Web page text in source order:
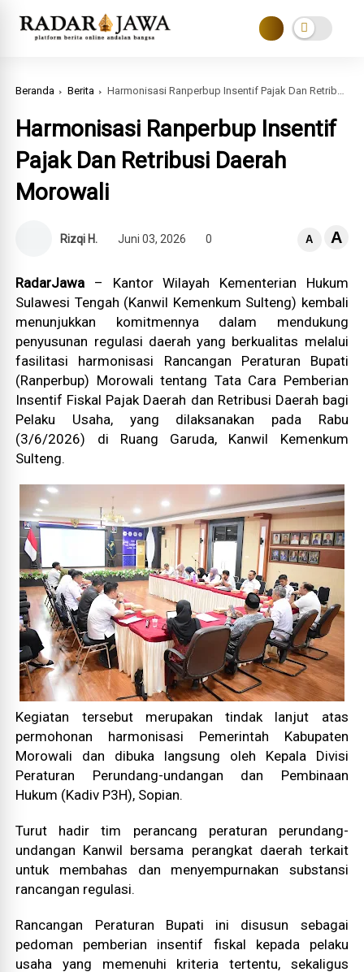
Beranda Berita Harmonisasi Ranperbup Insentif Pajak Dan Retribusi Daerah Morowali
Harmonisasi Ranperbup Insentif
Pajak Dan Retribusi Daerah
Morowali
Rizqi H. Juni 03, 2026 0 A A
RadarJawa – Kantor Wilayah Kementerian Hukum
Sulawesi Tengah (Kanwil Kemenkum Sulteng) kembali
menunjukkan komitmennya dalam mendukung
penyusunan regulasi daerah yang berkualitas melalui
fasilitasi harmonisasi Rancangan Peraturan Bupati
(Ranperbup) Morowali tentang Tata Cara Pemberian
Insentif Fiskal Pajak Daerah dan Retribusi Daerah bagi
Pelaku Usaha, yang dilaksanakan pada Rabu
(3/6/2026) di Ruang Garuda, Kanwil Kemenkum
Sulteng.
Kegiatan tersebut merupakan tindak lanjut atas
permohonan harmonisasi Pemerintah Kabupaten
Morowali dan dibuka langsung oleh Kepala Divisi
Peraturan Perundang-undangan dan Pembinaan
Hukum (Kadiv P3H), Sopian.
Turut hadir tim perancang peraturan perundang-
undangan Kanwil bersama perangkat daerah terkait
untuk membahas dan menyempurnakan substansi
rancangan regulasi.
Rancangan Peraturan Bupati ini disusun sebagai
pedoman pemberian insentif fiskal kepada pelaku
usaha yang memenuhi kriteria tertentu, sekaligus